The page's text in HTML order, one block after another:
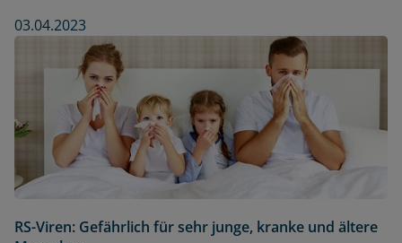
03.04.2023
RS-Viren: Gefährlich für sehr junge, kranke und ältere